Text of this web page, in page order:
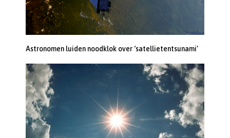
Astronomen luiden noodklok over ‘satellietentsunami’